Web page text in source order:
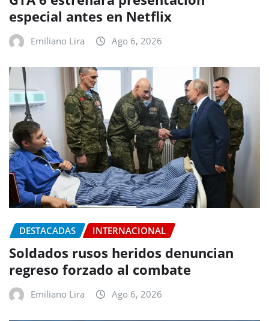
especial antes en Netflix
Emiliano Lira Ago 6, 2026
DESTACADAS INTERNACIONAL
Soldados rusos heridos denuncian
regreso forzado al combate
Emiliano Lira Ago 6, 2026